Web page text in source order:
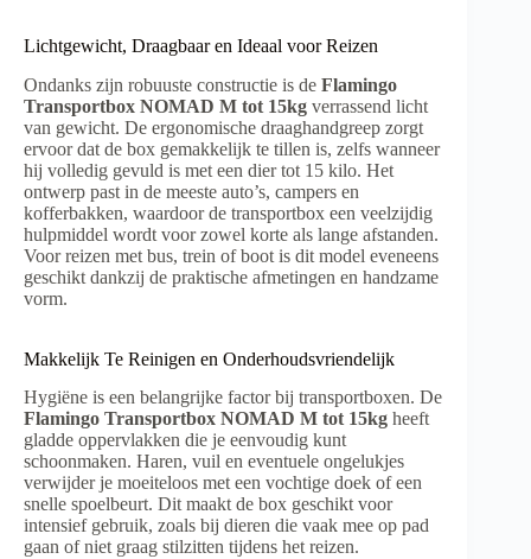
Lichtgewicht, Draagbaar en Ideaal voor Reizen
Ondanks zijn robuuste constructie is de Flamingo
Transportbox NOMAD M tot 15kg verrassend licht
van gewicht. De ergonomische draaghandgreep zorgt
ervoor dat de box gemakkelijk te tillen is, zelfs wanneer
hij volledig gevuld is met een dier tot 15 kilo. Het
ontwerp past in de meeste auto’s, campers en
kofferbakken, waardoor de transportbox een veelzijdig
hulpmiddel wordt voor zowel korte als lange afstanden.
Voor reizen met bus, trein of boot is dit model eveneens
geschikt dankzij de praktische afmetingen en handzame
vorm.
Makkelijk Te Reinigen en Onderhoudsvriendelijk
Hygiëne is een belangrijke factor bij transportboxen. De
Flamingo Transportbox NOMAD M tot 15kg heeft
gladde oppervlakken die je eenvoudig kunt
schoonmaken. Haren, vuil en eventuele ongelukjes
verwijder je moeiteloos met een vochtige doek of een
snelle spoelbeurt. Dit maakt de box geschikt voor
intensief gebruik, zoals bij dieren die vaak mee op pad
gaan of niet graag stilzitten tijdens het reizen.